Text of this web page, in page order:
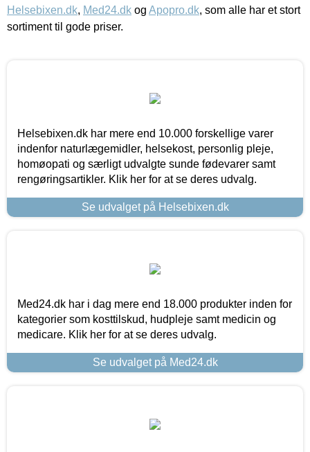
Helsebixen.dk, Med24.dk og Apopro.dk, som alle har et stort
sortiment til gode priser.
Helsebixen.dk har mere end 10.000 forskellige varer
indenfor naturlægemidler, helsekost, personlig pleje,
homøopati og særligt udvalgte sunde fødevarer samt
rengøringsartikler. Klik her for at se deres udvalg.
Se udvalget på Helsebixen.dk
Med24.dk har i dag mere end 18.000 produkter inden for
kategorier som kosttilskud, hudpleje samt medicin og
medicare. Klik her for at se deres udvalg.
Se udvalget på Med24.dk